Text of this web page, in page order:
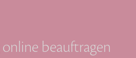
beauftragen